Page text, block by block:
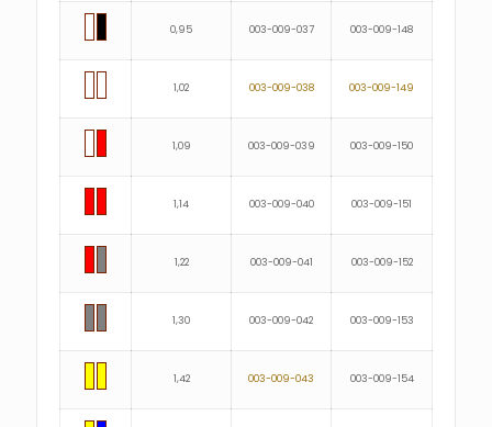
0,95 003-009-037 003-009-148
1,02 003-009-038 003-009-149
1,09 003-009-039 003-009-150
1,14 003-009-040 003-009-151
1,22 003-009-041 003-009-152
1,30 003-009-042 003-009-153
1,42 003-009-043 003-009-154